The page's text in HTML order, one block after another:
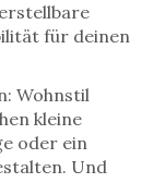
für deinen
Wohnstil
kleine
oder ein
Und